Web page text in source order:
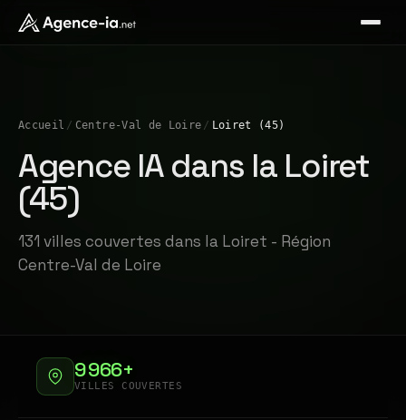
Accueil / Centre-Val de Loire / Loiret (45)
Agence IA dans la Loiret
(45)
131 villes couvertes dans la Loiret - Région
Centre-Val de Loire
9 966+
VILLES COUVERTES